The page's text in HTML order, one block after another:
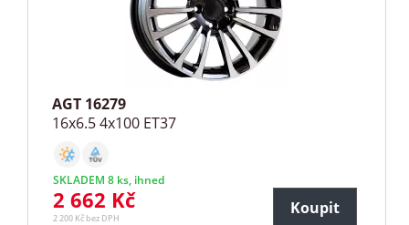
AGT 16279
16x6.5 4x100 ET37
SKLADEM 8 ks, ihned
2 662 Kč
2 200 Kč bez DPH
Koupit